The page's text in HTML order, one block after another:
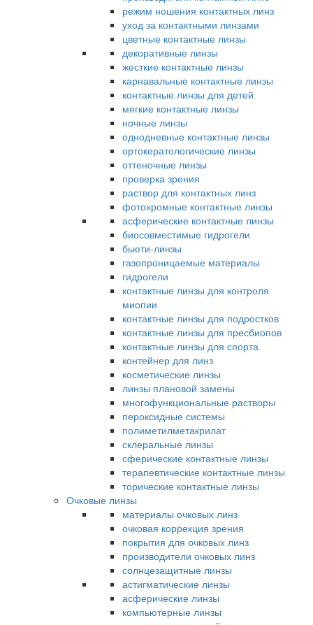
режим ношения контактных линз
уход за контактными линзами
цветные контактные линзы
декоративные линзы
жесткие контактные линзы
карнавальные контактные линзы
контактные линзы для детей
мягкие контактные линзы
ночные линзы
однодневные контактные линзы
ортокератологические линзы
оттеночные линзы
проверка зрения
раствор для контактных линз
фотохромные контактные линзы
асферические контактные линзы
биосовместимые гидрогели
бьюти-линзы
газопроницаемые материалы
гидрогели
контактные линзы для контроля
миопии
контактные линзы для подростков
контактные линзы для пресбиопов
контактные линзы для спорта
контейнер для линз
косметические линзы
линзы плановой замены
многофункциональные растворы
пероксидные системы
полиметилметакрилат
склеральные линзы
сферические контактные линзы
терапевтические контактные линзы
торические контактные линзы
Очковые линзы
материалы очковых линз
очковая коррекция зрения
покрытия для очковых линз
производители очковых линз
солнцезащитные линзы
астигматические линзы
асферические линзы
компьютерные линзы